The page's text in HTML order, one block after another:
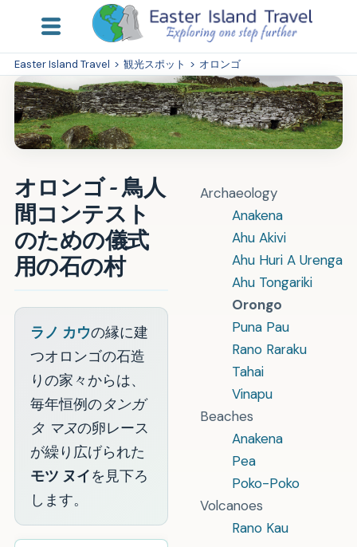
Easter Island Travel > 観光スポット > オロンゴ
Archaeology
Anakena
Ahu Akivi
Ahu Huri A Urenga
Ahu Tongariki
Orongo
Puna Pau
Rano Raraku
Tahai
Vinapu
Beaches
Anakena
Pea
Poko-Poko
Volcanoes
Rano Kau
オロンゴ - 鳥人
間コンテスト
のための儀式
用の石の村
ラノ カウの縁に建
つオロンゴの石造
りの家々からは、
毎年恒例のタンガ
タ マヌの卵レース
が繰り広げられた
モツ ヌイを見下ろ
します。